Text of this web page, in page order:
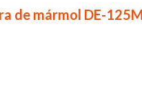
de mármol DE-125M